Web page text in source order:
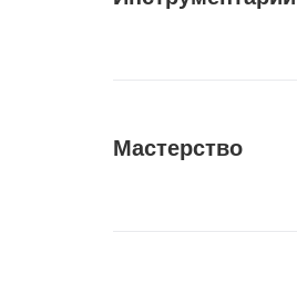
Мастерство